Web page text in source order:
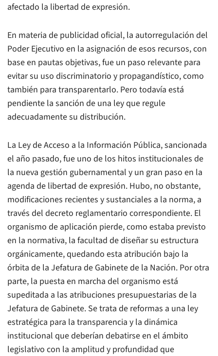
afectado la libertad de expresión.
En materia de publicidad oficial, la autorregulación del
Poder Ejecutivo en la asignación de esos recursos, con
base en pautas objetivas, fue un paso relevante para
evitar su uso discriminatorio y propagandístico, como
también para transparentarlo. Pero todavía está
pendiente la sanción de una ley que regule
adecuadamente su distribución.
La Ley de Acceso a la Información Pública, sancionada
el año pasado, fue uno de los hitos institucionales de
la nueva gestión gubernamental y un gran paso en la
agenda de libertad de expresión. Hubo, no obstante,
modificaciones recientes y sustanciales a la norma, a
través del decreto reglamentario correspondiente. El
organismo de aplicación pierde, como estaba previsto
en la normativa, la facultad de diseñar su estructura
orgánicamente, quedando esta atribución bajo la
órbita de la Jefatura de Gabinete de la Nación. Por otra
parte, la puesta en marcha del organismo está
supeditada a las atribuciones presupuestarias de la
Jefatura de Gabinete. Se trata de reformas a una ley
estratégica para la transparencia y la dinámica
institucional que deberían debatirse en el ámbito
legislativo con la amplitud y profundidad que